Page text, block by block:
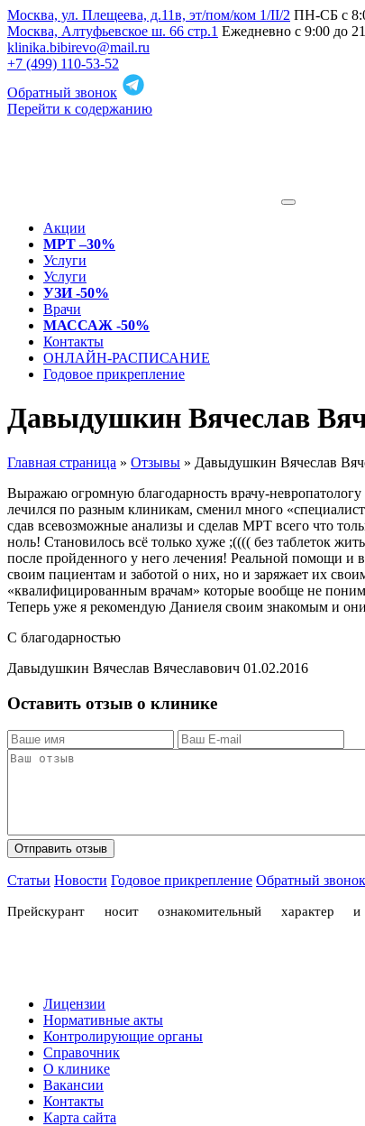
Москва, ул. Плещеева, д.11в, эт/пом/ком 1/II/2 ПН-СБ с
Москва, Алтуфьевское ш. 66 стр.1 Ежедневно с 9:00 до
klinika.bibirevo@mail.ru
+7 (499) 110-53-52
Обратный звонок
Перейти к содержанию
Акции
МРТ –30%
Услуги
Услуги
УЗИ -50%
Врачи
МАССАЖ -50%
Контакты
ОНЛАЙН-РАСПИСАНИЕ
Годовое прикрепление
Давыдушкин Вячеслав
Главная страница » Отзывы » Давыдушкин Вячеслав
Выражаю огромную благодарность врачу-
лечился по разным клиникам, сменил много
сдав всевозможные анализы и сделав МРТ всего что
ноль! Становилось всё только хуже ;(((( без таблеток
после пройденного у него лечения! Реальной помощи и
своим пациентам и заботой о них, но и заряжает их
«квалифицированным врачам» которые вообще не
Теперь уже я рекомендую Даниеля своим знакомым и
С благодарностью
Давыдушкин Вячеслав Вячеславович 01.02.2016
Оставить отзыв о клинике
Статьи Новости Годовое прикрепление Обратный звонок
Прейскурант носит ознакомительный
Лицензии
Нормативные акты
Контролирующие органы
Справочник
О клинике
Вакансии
Контакты
Карта сайта